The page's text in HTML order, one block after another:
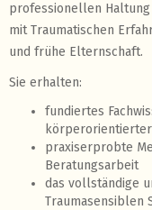
professionellen
mit Traumatischen
und frühe Elternschaft.
Sie erhalten:
fundiertes
praxiserprobte
Beratungsarbeit
das vollständige
Traumasensiblen